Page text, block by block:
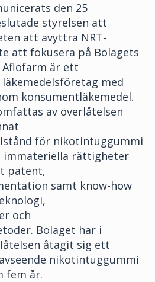
den 25
styrelsen att
att avyttra NRT-
att fokusera på Bolagets
Aflofarm är ett
med
konsumentläkemedel.
av överlåtelsen
för nikotintuggummi
immateriella rättigheter
patent,
samt know-how
och
Bolaget har i
åtagit sig ett
nikotintuggummi
fem år.